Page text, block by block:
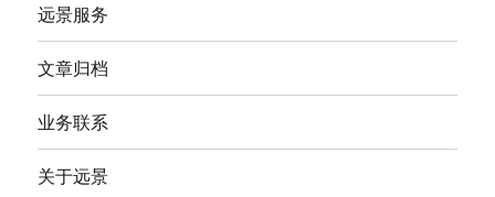
远景服务
文章归档
业务联系
关于远景